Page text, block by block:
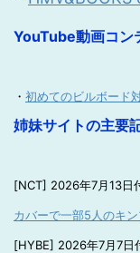
YouTube動画コン
・ 初めてのビルボード
姉妹サイトの主要
[NCT] 2026年7月13日
カバーで一部5人のキ
[HYBE] 2026年7月7